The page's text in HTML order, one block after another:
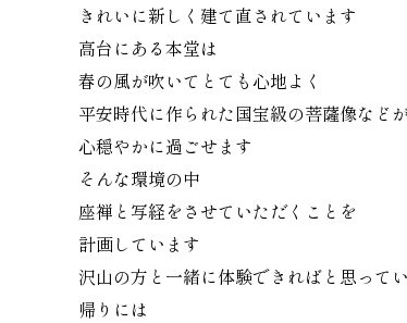
きれいに新しく建て直されています
高台にある本堂は
春の風が吹いてとても心地よく
平安時代に作られた国宝級の菩薩像など
心穏やかに過ごせます
そんな環境の中
座禅と写経をさせていただくことを
計画しています
沢山の方と一緒に体験できればと思って
帰りには